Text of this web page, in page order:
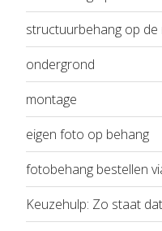
structuurbehang op de
ondergrond
montage
eigen foto op behang
fotobehang bestellen
Keuzehulp: Zo staat